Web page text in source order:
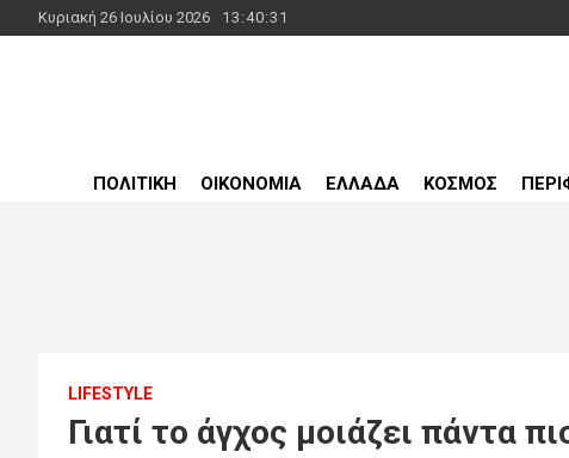
to
Κυριακή 26 Ιουλίου 2026 13:40:32
powerplayer.gr
ΠΟΛΙΤΙΚΗ ΟΙΚΟΝΟΜΙΑ ΕΛΛΑΔΑ ΚΟΣΜΟΣ
LIFESTYLE
Γιατί το άγχος μοιάζει πάντα